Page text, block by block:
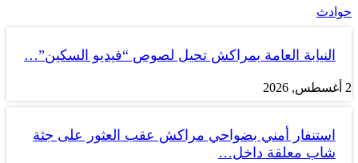
حوادث
النيابة العامة بمراكش تحيل لصوص “فيديو السكين”…
2 أغسطس, 2026
استنفار أمني بضواحي مراكش عقب العثور على جثة
شاب معلقة داخل…